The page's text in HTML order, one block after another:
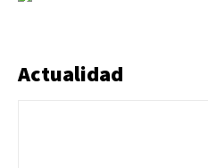
Actualidad